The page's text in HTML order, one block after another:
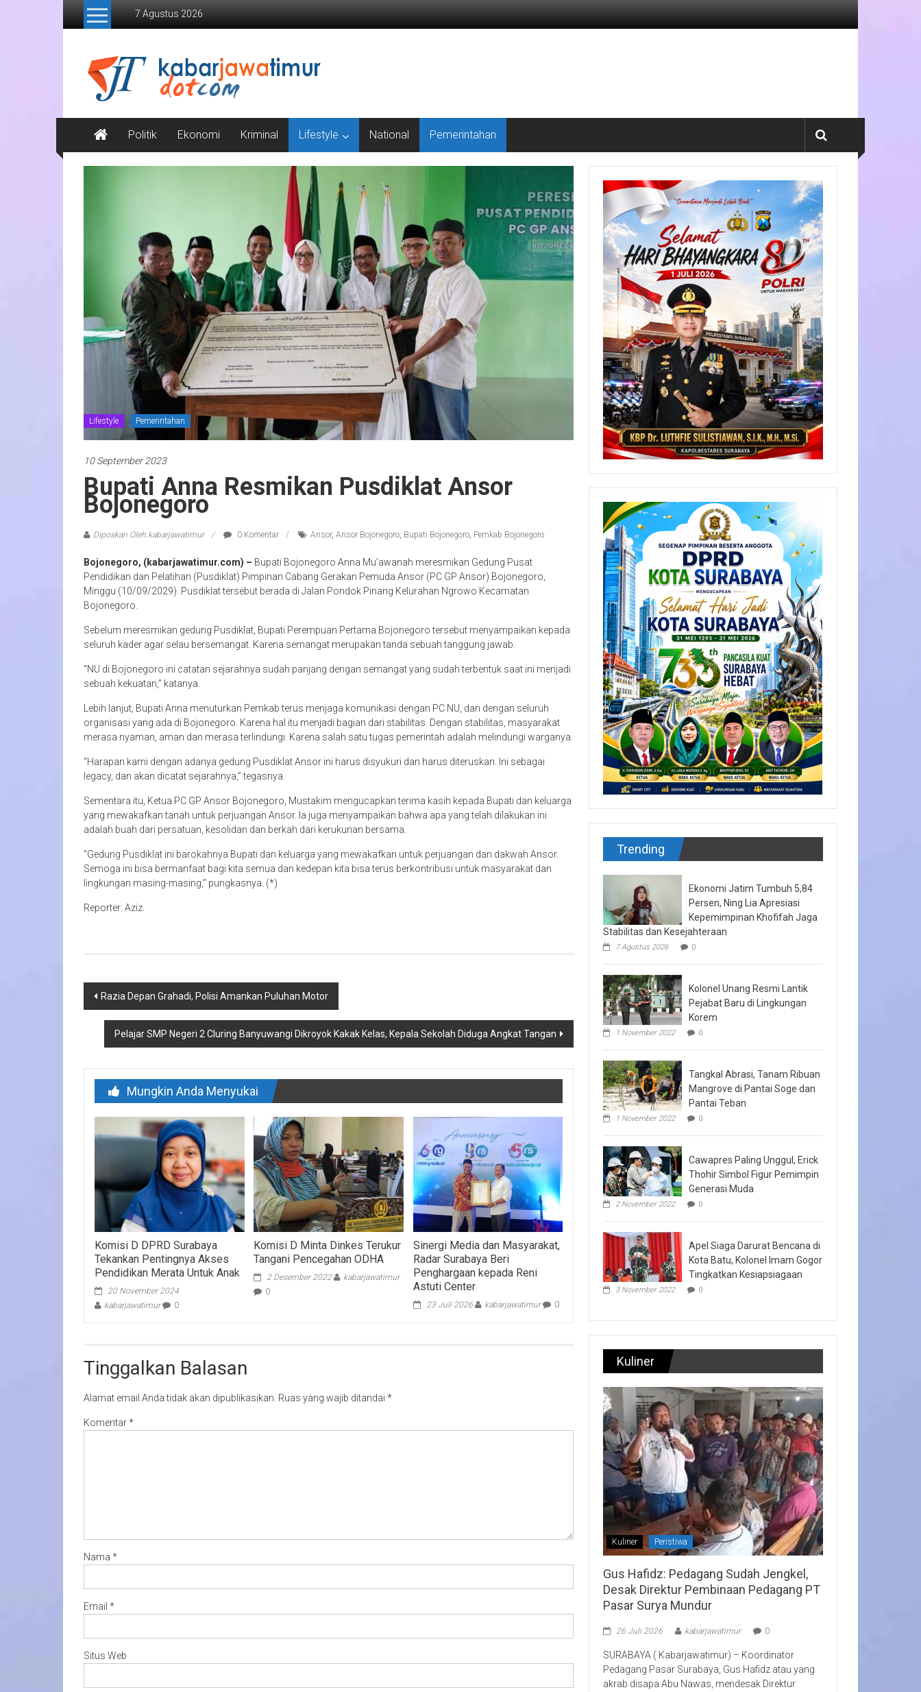
Lompat
7 Agustus 2026
Kabar
Jawa
Timur
Media
Online
Jawa
Politik Ekonomi Kriminal Lifestyle National Pemerintahan
Lifestyle Pemerintahan
10 September 2023
Bupati Anna Resmikan Pusdiklat Ansor
Bojonegoro
Diposkan Oleh:kabarjawatimur 0 Komentar Ansor, Ansor Bojonegoro, Bupati Bojonegoro, Pemkab Bojonegoro
Bojonegoro, (kabarjawatimur.com) – Bupati Bojonegoro Anna Mu’awanah meresmikan Gedung Pusat
Pendidikan dan Pelatihan (Pusdiklat) Pimpinan Cabang Gerakan Pemuda Ansor (PC GP Ansor) Bojonegoro,
Minggu (10/09/2029). Pusdiklat tersebut berada di Jalan Pondok Pinang Kelurahan Ngrowo Kecamatan
Bojonegoro.
Sebelum meresmikan gedung Pusdiklat, Bupati Perempuan Pertama Bojonegoro tersebut menyampaikan kepada
seluruh kader agar selau bersemangat. Karena semangat merupakan tanda sebuah tanggung jawab.
“NU di Bojonegoro ini catatan sejarahnya sudah panjang dengan semangat yang sudah terbentuk saat ini menjadi
sebuah kekuatan,” katanya.
Lebih lanjut, Bupati Anna menuturkan Pemkab terus menjaga komunikasi dengan PC NU, dan dengan seluruh
organisasi yang ada di Bojonegoro. Karena hal itu menjadi bagian dari stabilitas. Dengan stabilitas, masyarakat
merasa nyaman, aman dan merasa terlindungi. Karena salah satu tugas pemerintah adalah melindungi warganya.
“Harapan kami dengan adanya gedung Pusdiklat Ansor ini harus disyukuri dan harus diteruskan. Ini sebagai
legacy, dan akan dicatat sejarahnya,” tegasnya.
Sementara itu, Ketua PC GP Ansor Bojonegoro, Mustakim mengucapkan terima kasih kepada Bupati dan keluarga
yang mewakafkan tanah untuk perjuangan Ansor. Ia juga menyampaikan bahwa apa yang telah dilakukan ini
adalah buah dari persatuan, kesolidan dan berkah dari kerukunan bersama.
“Gedung Pusdiklat ini barokahnya Bupati dan keluarga yang mewakafkan untuk perjuangan dan dakwah Ansor.
Semoga ini bisa bermanfaat bagi kita semua dan kedepan kita bisa terus berkontribusi untuk masyarakat dan
lingkungan masing-masing,” pungkasnya. (*)
Reporter: Aziz.
Navigasi
pos
Razia Depan Grahadi, Polisi Amankan Puluhan Motor
Pelajar SMP Negeri 2 Cluring Banyuwangi Dikroyok Kakak Kelas, Kepala Sekolah Diduga Angkat Tangan
Mungkin Anda Menyukai
Komisi D DPRD Surabaya
Tekankan Pentingnya Akses
Pendidikan Merata Untuk Anak
20 November 2024
kabarjawatimur
0
Komisi D Minta Dinkes Terukur
Tangani Pencegahan ODHA
2 Desember 2022
kabarjawatimur
0
Sinergi Media dan Masyarakat,
Radar Surabaya Beri
Penghargaan kepada Reni
Astuti Center
23 Juli 2026 kabarjawatimur 0
Tinggalkan Balasan
Alamat email Anda tidak akan dipublikasikan. Ruas yang wajib ditandai *
Komentar*
Nama *
Email *
Situs Web
Trending
Ekonomi Jatim Tumbuh 5,84
Persen, Ning Lia Apresiasi
Kepemimpinan Khofifah Jaga
Stabilitas dan Kesejahteraan
7 Agustus 2026 0
Kolonel Unang Resmi Lantik
Pejabat Baru di Lingkungan
Korem
1 November 2022 0
Tangkal Abrasi, Tanam Ribuan
Mangrove di Pantai Soge dan
Pantai Teban
1 November 2022 0
Cawapres Paling Unggul, Erick
Thohir Simbol Figur Pemimpin
Generasi Muda
2 November 2022 0
Apel Siaga Darurat Bencana di
Kota Batu, Kolonel Imam Gogor
Tingkatkan Kesiapsiagaan
3 November 2022 0
Kuliner
Kuliner Peristiwa
Gus Hafidz: Pedagang Sudah Jengkel,
Desak Direktur Pembinaan Pedagang PT
Pasar Surya Mundur
26 Juli 2026 kabarjawatimur 0
SURABAYA ( Kabarjawatimur) – Koordinator
Pedagang Pasar Surabaya, Gus Hafidz atau yang
akrab disapa Abu Nawas, mendesak Direktur